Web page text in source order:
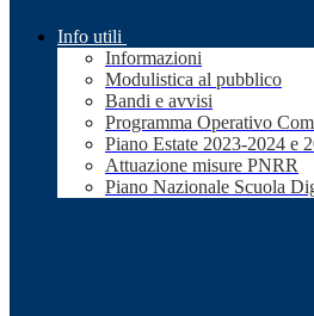
Info utili
Informazioni
Modulistica al pubblico
Bandi e avvisi
Programma Operativo
Piano Estate 2023-2024 e
Attuazione misure PNRR
Piano Nazionale Scuola